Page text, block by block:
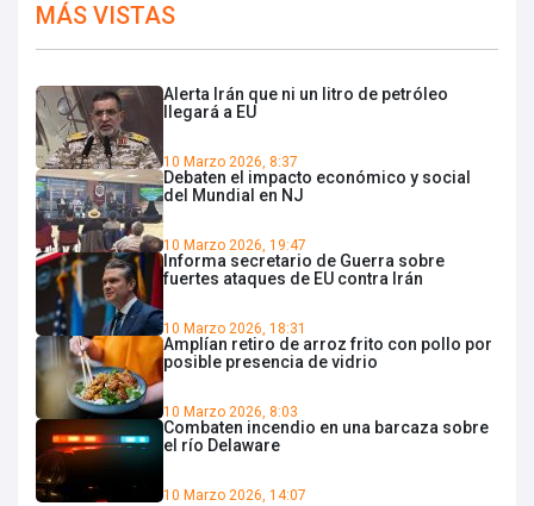
MÁS VISTAS
Alerta Irán que ni un litro de petróleo
llegará a EU
10 Marzo 2026, 8:37
Debaten el impacto económico y social
del Mundial en NJ
10 Marzo 2026, 19:47
Informa secretario de Guerra sobre
fuertes ataques de EU contra Irán
10 Marzo 2026, 18:31
Amplían retiro de arroz frito con pollo por
posible presencia de vidrio
10 Marzo 2026, 8:03
Combaten incendio en una barcaza sobre
el río Delaware
10 Marzo 2026, 14:07